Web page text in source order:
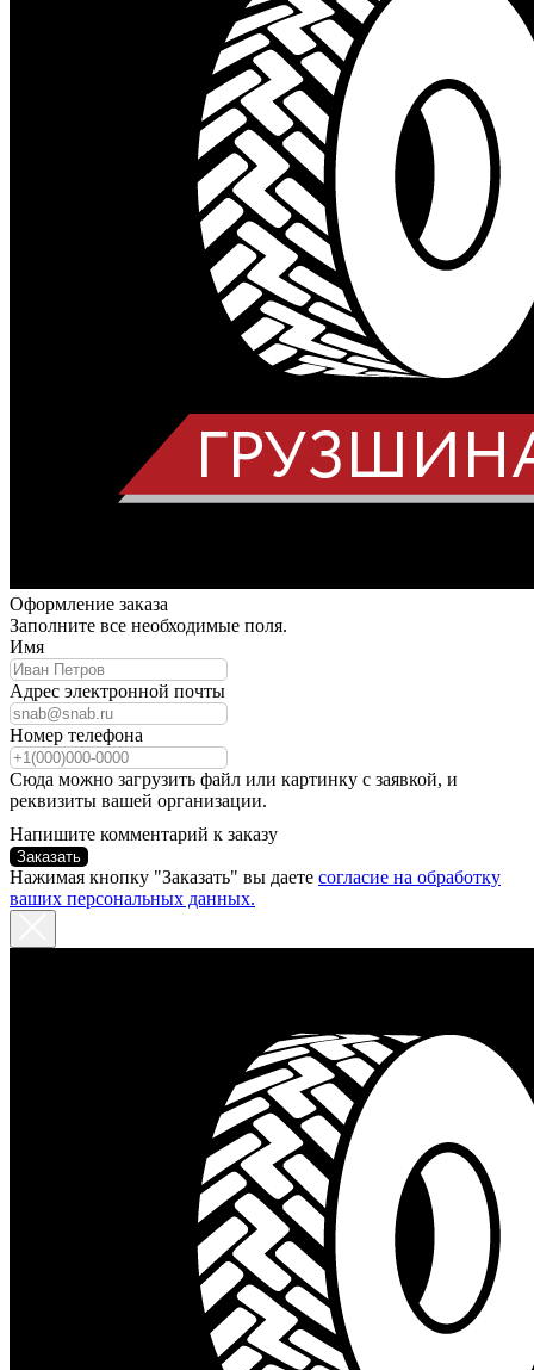
Оформление заказа
Заполните все необходимые поля.
Имя
Адрес электронной почты
Номер телефона
Сюда можно загрузить файл или картинку с заявкой, и
реквизиты вашей организации.
Напишите комментарий к заказу
Заказать
Нажимая кнопку "Заказать" вы даете согласие на обработку
ваших персональных данных.